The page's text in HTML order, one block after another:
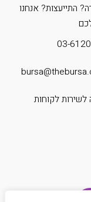
התייעצות? אנחנו
03-
לשירות לקוחות